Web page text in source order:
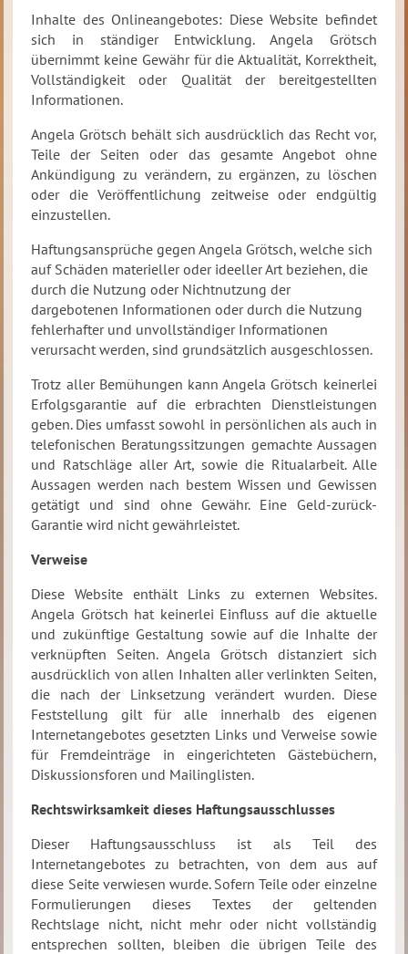
Inhalte des Onlineangebotes: Diese Website befindet
sich in ständiger Entwicklung. Angela Grötsch
übernimmt keine Gewähr für die Aktualität, Korrektheit,
Vollständigkeit oder Qualität der bereitgestellten
Informationen.
Angela Grötsch behält sich ausdrücklich das Recht vor,
Teile der Seiten oder das gesamte Angebot ohne
Ankündigung zu verändern, zu ergänzen, zu löschen
oder die Veröffentlichung zeitweise oder endgültig
einzustellen.
Haftungsansprüche gegen Angela Grötsch, welche sich
auf Schäden materieller oder ideeller Art beziehen, die
durch die Nutzung oder Nichtnutzung der
dargebotenen Informationen oder durch die Nutzung
fehlerhafter und unvollständiger Informationen
verursacht werden, sind grundsätzlich ausgeschlossen.
Trotz aller Bemühungen kann Angela Grötsch keinerlei
Erfolgsgarantie auf die erbrachten Dienstleistungen
geben. Dies umfasst sowohl in persönlichen als auch in
telefonischen Beratungssitzungen gemachte Aussagen
und Ratschläge aller Art, sowie die Ritualarbeit. Alle
Aussagen werden nach bestem Wissen und Gewissen
getätigt und sind ohne Gewähr. Eine Geld-zurück-
Garantie wird nicht gewährleistet.
Verweise
Diese Website enthält Links zu externen Websites.
Angela Grötsch hat keinerlei Einfluss auf die aktuelle
und zukünftige Gestaltung sowie auf die Inhalte der
verknüpften Seiten. Angela Grötsch distanziert sich
ausdrücklich von allen Inhalten aller verlinkten Seiten,
die nach der Linksetzung verändert wurden. Diese
Feststellung gilt für alle innerhalb des eigenen
Internetangebotes gesetzten Links und Verweise sowie
für Fremdeinträge in eingerichteten Gästebüchern,
Diskussionsforen und Mailinglisten.
Rechtswirksamkeit dieses Haftungsausschlusses
Dieser Haftungsausschluss ist als Teil des
Internetangebotes zu betrachten, von dem aus auf
diese Seite verwiesen wurde. Sofern Teile oder einzelne
Formulierungen dieses Textes der geltenden
Rechtslage nicht, nicht mehr oder nicht vollständig
entsprechen sollten, bleiben die übrigen Teile des